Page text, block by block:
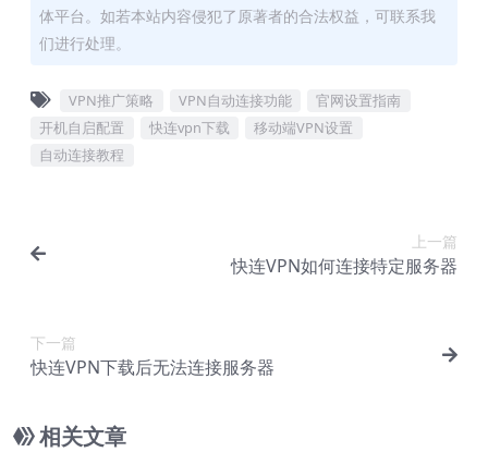
体平台。如若本站内容侵犯了原著者的合法权益，可联系我
们进行处理。
VPN推广策略 VPN自动连接功能
官网设置指南
开机自启配置
快连vpn下载
移动端VPN设置
自动连接教程
上一篇
快连VPN如何连接特定服务器
下一篇
快连VPN下载后无法连接服务器
相关文章